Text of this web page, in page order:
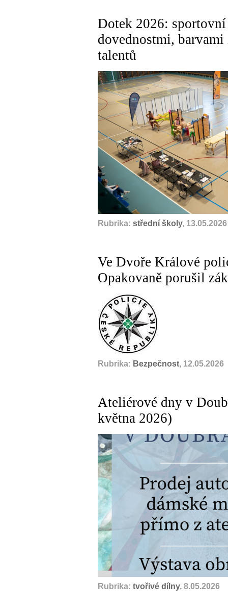
Dotek 2026:
dovednostmi,
talentů
Rubrika: střední školy, 13.05.2026
Ve Dvoře Králové
Opakovaně porušil
Rubrika: Bezpečnost, 12.05.2026
Ateliérové dny v
května 2026)
Rubrika: tvořivé dílny, 8.05.2026